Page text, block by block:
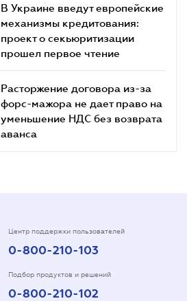
В Украине введут европейские
механизмы кредитования:
проект о секьюритизации
прошел первое чтение
Расторжение договора из-за
форс-мажора не дает право на
уменьшение НДС без возврата
аванса
Центр поддержки пользователей
0-800-210-103
Подбор продуктов и решений
0-800-210-102